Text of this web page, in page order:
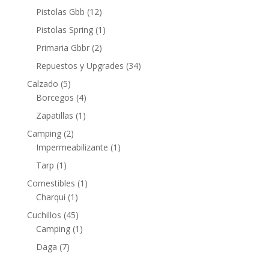
Pistolas Gbb (12)
Pistolas Spring (1)
Primaria Gbbr (2)
Repuestos y Upgrades (34)
Calzado (5)
Borcegos (4)
Zapatillas (1)
Camping (2)
Impermeabilizante (1)
Tarp (1)
Comestibles (1)
Charqui (1)
Cuchillos (45)
Camping (1)
Daga (7)